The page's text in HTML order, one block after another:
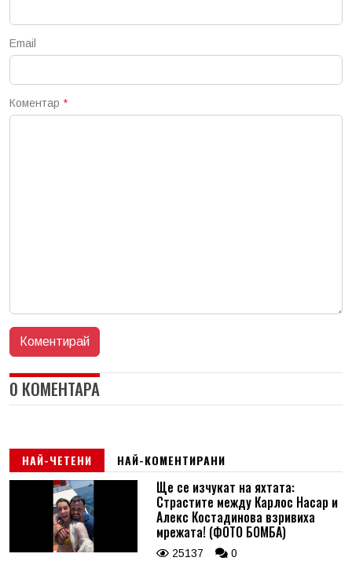
Email
Коментар *
0 КОМЕНТАРА
НАЙ-ЧЕТЕНИ НАЙ-КОМЕНТИРАНИ
Ще се изчукат на яхтата:
Страстите между Карлос Насар и
Алекс Костадинова взривиха
мрежата! (ФОТО БОМБА)
25137 0